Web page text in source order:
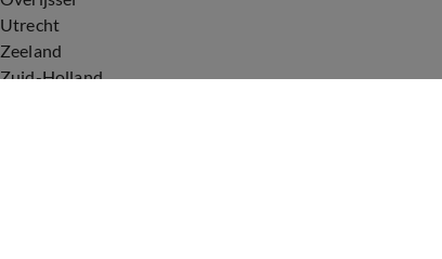
Utrecht
Zeeland
Zuid-Holland